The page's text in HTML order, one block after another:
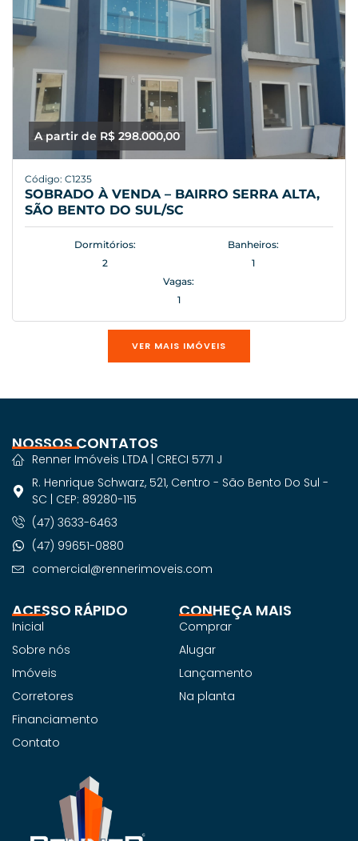
A partir de R$ 298.000,00
Código: C1235
SOBRADO À VENDA – BAIRRO SERRA ALTA,
SÃO BENTO DO SUL/SC
Dormitórios:
2
Banheiros:
1
Vagas:
1
VER MAIS IMÓVEIS
ACESSO RÁPIDO
Inicial
Sobre nós
Imóveis
Corretores
Financiamento
Contato
CONHEÇA MAIS
Comprar
Alugar
Lançamento
Na planta
NOSSOS CONTATOS
Renner Imóveis LTDA | CRECI 5771 J
R. Henrique Schwarz, 521, Centro - São Bento Do Sul -
SC | CEP: 89280-115
(47) 3633-6463
(47) 99651-0880
comercial@rennerimoveis.com